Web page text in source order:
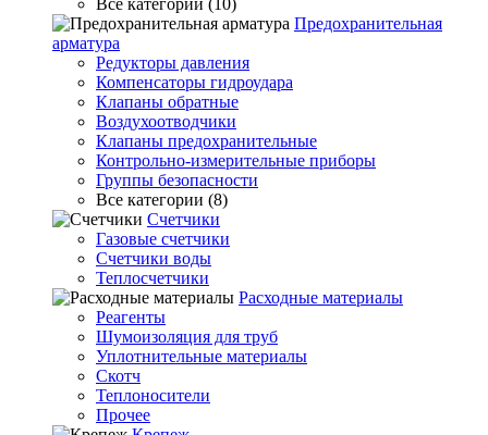
Все категории (10)
Предохранительная
арматура
Редукторы давления
Компенсаторы гидроудара
Клапаны обратные
Воздухоотводчики
Клапаны предохранительные
Контрольно-измерительные приборы
Группы безопасности
Все категории (8)
Счетчики
Газовые счетчики
Счетчики воды
Теплосчетчики
Расходные материалы
Реагенты
Шумоизоляция для труб
Уплотнительные материалы
Скотч
Теплоносители
Прочее